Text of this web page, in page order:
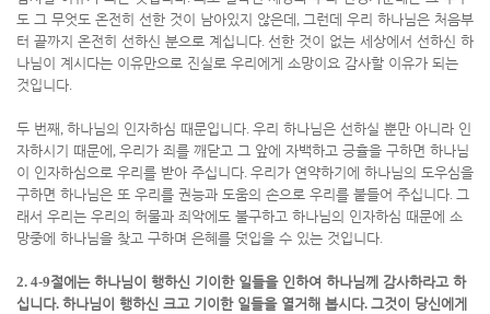
도 그 무엇도 온전히 선한 것이 남아있지 않은데 , 그런데 우리 하나님은 처음부
터 끝까지 온전히 선하신 분으로 계십니다. 선한 것이 없는 세상에서 선하신 하
나님이 계시다는 이유만으로 진실로 우리에게 소망이요 감사할 이유가 되는
것입니다.
두 번째 , 하나님의 인자하심 때문입니다. 우리 하나님은 선하실 뿐만 아니라 인
자하시기 때문에 , 우리가 죄를 깨닫고 그 앞에 자백하고 긍휼을 구하면 하나님
이 인자하심으로 우리를 받아 주십니다. 우리가 연약하기에 하나님의 도우심을
구하면 하나님은 또 우리를 권능과 도움의 손으로 우리를 붙들어 주십니다. 그
래서 우리는 우리의 허물과 죄악에도 불구하고 하나님의 인자하심 때문에 소
망중에 하나님을 찾고 구하며 은혜를 덧입을 수 있는 것입니다.
2. 4-9절에는 하나님이 행하신 기이한 일들을 인하여 하나님께 감사하라고 하
십니다. 하나님이 행하신 크고 기이한 일들을 열거해 봅시다. 그것이 당신에게